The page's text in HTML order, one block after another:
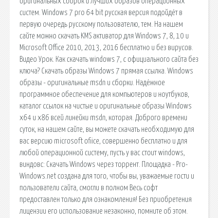
систем. Windows 7 pro 64 bit русская версия подойдёт в
первую очередь русскому пользователю, тем. На нашем
сайте можно скачать KMS активатор для Windows 7, 8, 10 и
Microsoft Office 2010, 2013, 2016 бесплатно и без вирусов.
Видео Урок. Как скачать windows 7, с официального сайта без
ключа? Скачать образы Windows 7 прямая ссылка. Windows
образы - оригинальные msdn и сборки. Надёжное
программное обеспечение для компьютеров и ноутбуков,
каталог ссылок на чистые и оригинальные образы Windows
x64 и x86 всей линейки msdn, которая. Доброго времени
суток, на нашем сайте, вы можете скачать необходимую для
вас версию microsoft ofiice, совершенно бесплатно и для
любой операционной систему, пусть у вас стоит windows,
виндовс: Скачать Windows через торрент. Площадка - Pro-
Windows.net создана для того, чтобы вы, уважаемые гости и
пользователи сайта, смогли в полном Весь софт
предоставлен только для ознакомления! Без приобретения
лицензии его использование незаконно, помните об этом.